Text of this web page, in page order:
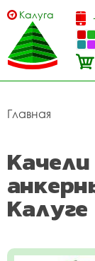
Калуга
Главная
Калуге